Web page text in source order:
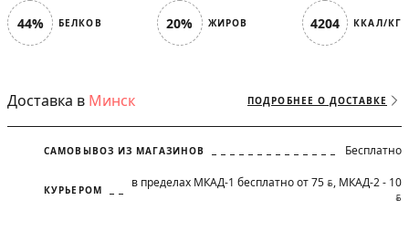
44% БЕЛКОВ 20% ЖИРОВ 4204 ККАЛ/КГ
Доставка в Минск ПОДРОБНЕЕ О ДОСТАВКЕ
САМОВЫВОЗ ИЗ МАГАЗИНОВ Бесплатно
КУРЬЕРОМ в пределах МКАД-1 бесплатно от 75 BYN, МКАД-2 - 10
BYN